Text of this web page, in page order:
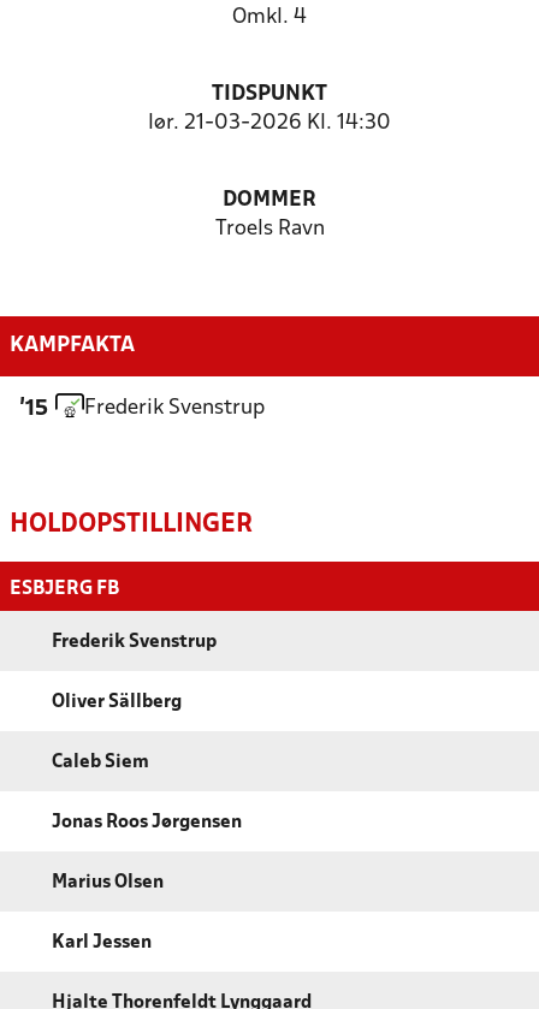
Omkl. 4
TIDSPUNKT
lør. 21-03-2026 Kl. 14:30
DOMMER
Troels Ravn
KAMPFAKTA
'15 Frederik Svenstrup
HOLDOPSTILLINGER
ESBJERG FB
Frederik Svenstrup
Oliver Sällberg
Caleb Siem
Jonas Roos Jørgensen
Marius Olsen
Karl Jessen
Hjalte Thorenfeldt Lynggaard